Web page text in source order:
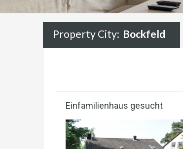
Property City: Bockfeld
Einfamilienhaus gesucht